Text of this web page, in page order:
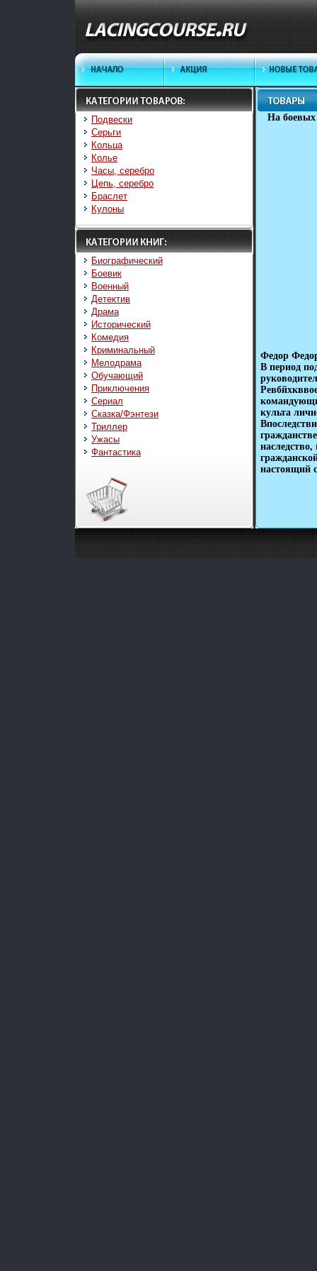
Подвески
Серьги
Кольца
Колье
Часы, серебро
Цепь, серебро
Браслет
Кулоны
Биографический
Боевик
Военный
Детектив
Драма
Исторический
Комедия
Криминальный
Мелодрама
Обучающий
Приключения
Сериал
Сказка/Фэнтези
Триллер
Ужасы
Фантастика
На
Федор
В период
культа
настоящий